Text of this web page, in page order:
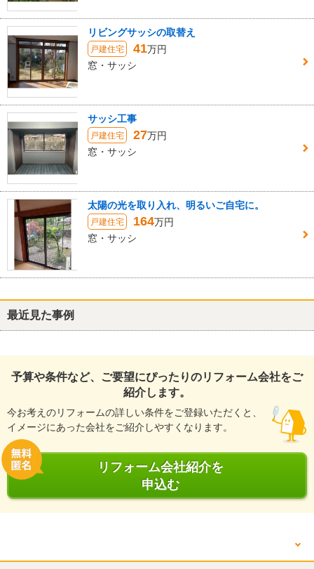
リビングサッシの取替え
戸建住宅 41万円
窓・サッシ
サッシ工事
戸建住宅 27万円
窓・サッシ
太陽の光を取り入れ、明るいご自宅に。
戸建住宅 164万円
窓・サッシ
最近見た事例
予算や条件など、ご要望にぴったりのリフォーム会社をご
紹介します。
今お考えのリフォームの詳しい条件をご登録いただくと、
イメージにあった会社をご紹介しやすくなります。
リフォーム会社紹介を
申込む
他の箇所を見る